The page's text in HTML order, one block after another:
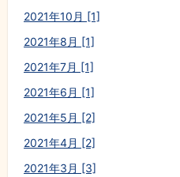
2021年10月 [1]
2021年8月 [1]
2021年7月 [1]
2021年6月 [1]
2021年5月 [2]
2021年4月 [2]
2021年3月 [3]